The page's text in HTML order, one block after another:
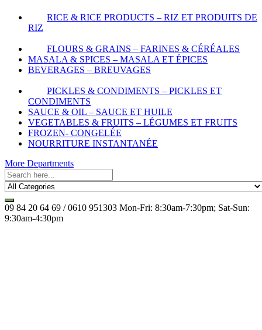
RICE & RICE PRODUCTS – RIZ ET PRODUITS DE
RIZ
FLOURS & GRAINS – FARINES & CÉRÉALES
MASALA & SPICES – MASALA ET ÉPICES
BEVERAGES – BREUVAGES
PICKLES & CONDIMENTS – PICKLES ET
CONDIMENTS
SAUCE & OIL – SAUCE ET HUILE
VEGETABLES & FRUITS – LÉGUMES ET FRUITS
FROZEN- CONGELÉE
NOURRITURE INSTANTANÉE
More Departments
09 84 20 64 69 / 0610 951303 Mon-Fri: 8:30am-7:30pm; Sat-Sun:
9:30am-4:30pm